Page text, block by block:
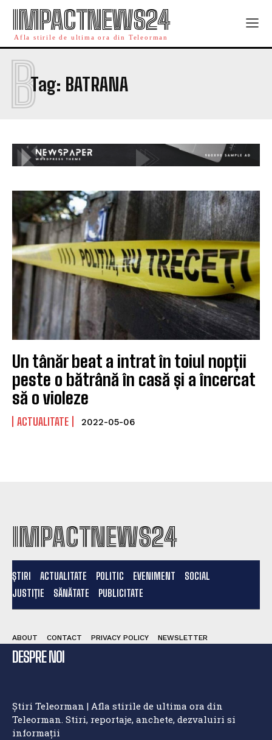
IMPACTNEWS24
Afla stirile de ultima ora din Teleorman
Tag: BATRANA
B
Un tânăr beat a intrat în toiul nopții
peste o bătrână în casă și a încercat
să o violeze
ACTUALITATE 2022-05-06
IMPACTNEWS24
ȘTIRI ACTUALITATE POLITIC EVENIMENT
SOCIAL
JUSTIȚIE
SĂNĂTATE PUBLICITATE
ABOUT CONTACT PRIVACY POLICY NEWSLETTER
DESPRE NOI
Știri Teleorman | Afla stirile de ultima ora din
Teleorman. Stiri, reportaje, anchete, dezvaluiri si
informații